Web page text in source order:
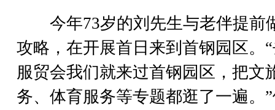
今年73岁的刘先生与老伴提前
攻略，在开展首日来到首钢园区。
服贸会我们就来过首钢园区，把文
务、体育服务等专题都逛了一遍。